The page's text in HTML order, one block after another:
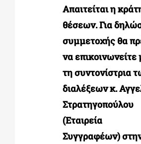
Απαιτείται η
θέσεων. Για
συμμετοχής θα
να επικοινωνείτε
τη συντονίστρια
διαλέξεων κ.
Στρατηγοπούλου
(Εταιρεία
Συγγραφέων)